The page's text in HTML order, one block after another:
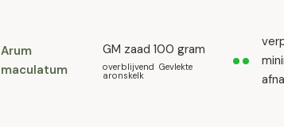
Arum
maculatum
GM zaad 100 gram
overblijvend Gevlekte
aronskelk